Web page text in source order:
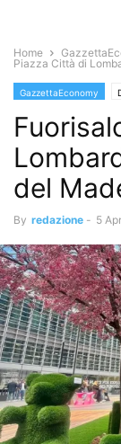
Home
Piazza Città di
GazzettaEconomy
del
By redazione - 5